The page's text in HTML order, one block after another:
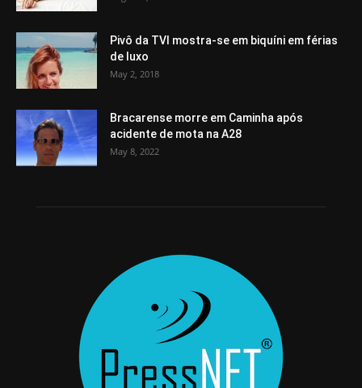
Pivô da TVI mostra-se em biquíni em férias
de luxo
May 2, 2018
Bracarense morre em Caminha após
acidente de mota na A28
May 8, 2022